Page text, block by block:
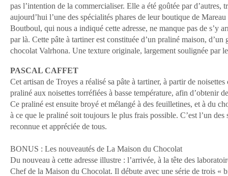
pas l’intention de la commercialiser. Elle a été goûtée par d’autres,
aujourd’hui l’une des spécialités phares de leur boutique de
Boutboul, qui nous a indiqué cette adresse, ne manque pas de s’y
par là. Cette pâte à tartiner est constituée d’un praliné maison, d’un
chocolat Valrhona. Une texture originale, largement soulignée par
PASCAL CAFFET
Cet artisan de Troyes a réalisé sa pâte à tartiner, à partir de noisettes
praliné aux noisettes torréfiées à basse température, afin d’obtenir
Ce praliné est ensuite broyé et mélangé à des feuilletines, et à du
à ce que le praliné soit toujours le plus frais possible. C’est l’un des
reconnue et appréciée de tous.
BONUS : Les nouveautés de La Maison du Chocolat
Du nouveau à cette adresse illustre : l’arrivée, à la tête des
Chef de la Maison du Chocolat. Il débute avec une série de trois «